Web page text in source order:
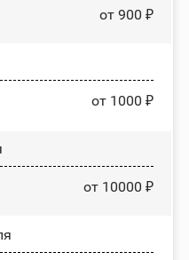
от 900 ₽
от 1000 ₽
от 10000 ₽